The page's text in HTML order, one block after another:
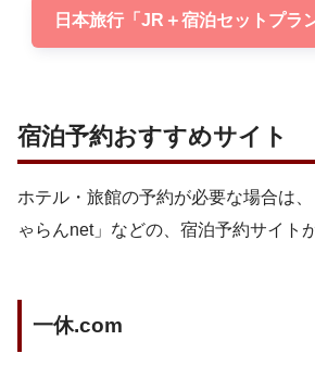
日本旅行「JR＋宿泊セットプラ
宿泊予約おすすめサイト
ホテル・旅館の予約が必要な場合は
ゃらんnet」などの、宿泊予約サイト
一休.com